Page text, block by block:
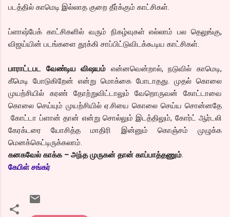
படத்தில் காமெடி இல்லாத குறை தீர்க்கும் காட்சிகள்.
ப்ளாஷ்பேக் காட்சிகளில் வரும் நிகழ்வுகள் எல்லாம் பல தெலுங்கு,
விஜய்யின் படங்களை தூக்கி சாப்பிட்டுவிடக்கூடிய காட்சிகள்.
பாராட்டபட வேண்டிய விஷயம் என்னவென்றால், நடுவில் காமெடி,
கீமெடி போடுகிறேன் என்று மொக்கை போடாதது. முதல் கொலை
முயற்சியில் கரண் தோற்றுவிட்டாலும் வேறொருவன் கோட்டாவை
கொலை செய்யும் முயற்சியில் ஏ.சியை கொலை செய்ய சொன்னதே
கோட்டா ப்ளான் தான் என்று சொல்லும் இடத்திலும், கோர்ட் ஆர்டலி
கேரக்டரை யோசித்த மாதிரி இன்னும் கொஞ்சம் முழுக்க
மெனக்கெட்டிருக்கலாம்.
கனகவேல் காக்க – அந்த முருகன் தான் காப்பாத்தணும்.
கேபிள் சங்கர்